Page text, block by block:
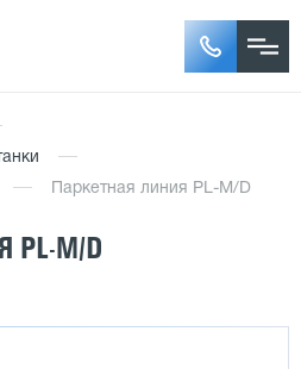
Паркетная линия PL-M/D
M/D